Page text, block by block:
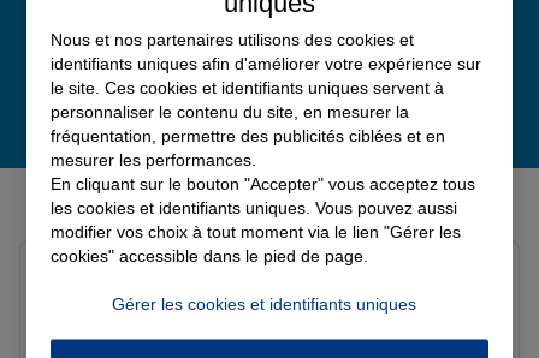
Derniers avis de nos agences Allianz
Le 08/08/2026 - Agence PAVILLY
Bon suivi de mon sinistre, merci
Nous et nos partenaires utilisons des cookies et
identifiants uniques afin d'améliorer votre expérience sur
le site. Ces cookies et identifiants uniques servent à
personnaliser le contenu du site, en mesurer la
fréquentation, permettre des publicités ciblées et en
mesurer les performances.
En cliquant sur le bouton "Accepter" vous acceptez tous
les cookies et identifiants uniques. Vous pouvez aussi
modifier vos choix à tout moment via le lien "Gérer les
cookies" accessible dans le pied de page.
Gérer les cookies et identifiants uniques